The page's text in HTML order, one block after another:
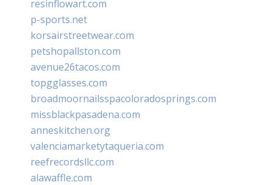
resinflowart.com
p-sports.net
korsairstreetwear.com
petshopallston.com
avenue26tacos.com
topgglasses.com
broadmoornailsspacoloradosprings.com
missblackpasadena.com
anneskitchen.org
valenciamarketytaqueria.com
reefrecordsllc.com
alawaffle.com